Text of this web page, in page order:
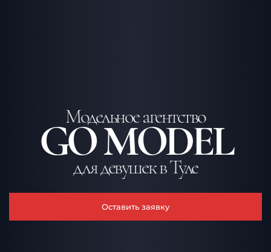
Модельное агентство
GO MODEL
для девушек в Туле
Оставить заявку